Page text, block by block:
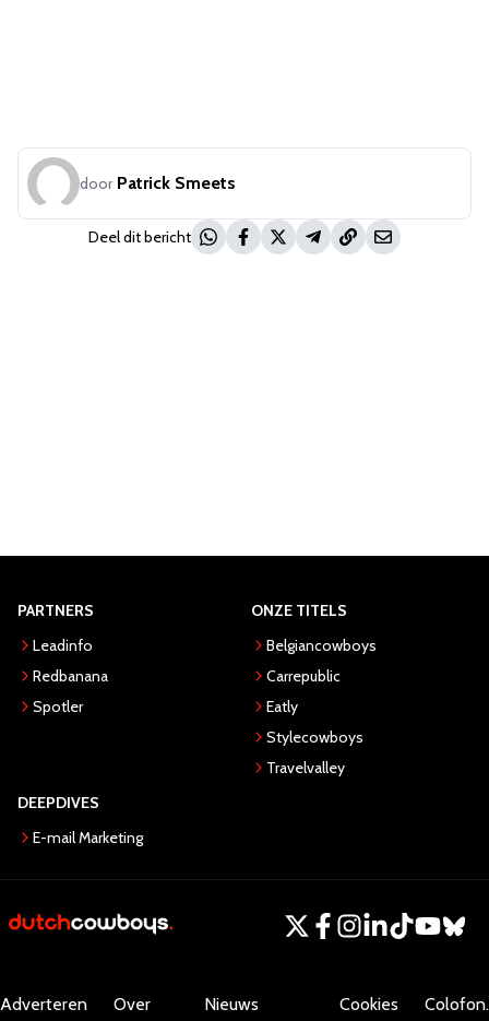
door Patrick Smeets
Deel dit bericht
PARTNERS
Leadinfo
Redbanana
Spotler
ONZE TITELS
Belgiancowboys
Carrepublic
Eatly
Stylecowboys
Travelvalley
DEEPDIVES
E-mail Marketing
Adverteren
Over
Nieuws
Cookies Colofon.